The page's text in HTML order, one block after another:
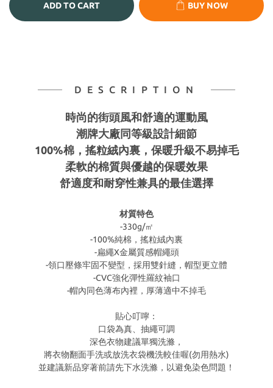
ADD TO CART BUY NOW
DESCRIPTION
時尚的街頭風和舒適的運動風
潮牌大廠同等級設計細節
100%棉，搖粒絨內裏， 保暖升級不易掉毛
柔軟的棉質與優越的保暖效果
舒適度和耐穿性兼具的最佳選擇
材質特色
-330g/㎡
-100%純棉，搖粒絨內裏
-扁繩X金屬質感帽繩頭
-領口壓條牢固不變型，採用雙針縫，帽型更立體
-CVC強化彈性羅紋袖口
-帽內同色薄布內裡，厚薄適中不掉毛
貼心叮嚀：
口袋為真、抽繩可調
深色衣物建議單獨洗滌，
將衣物翻面手洗或放洗衣袋機洗較佳喔(勿用熱水)
並建議新品穿著前請先下水洗滌，以避免染色問題！